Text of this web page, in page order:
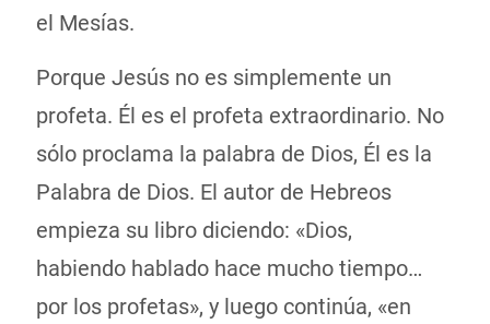
el Mesías.
Porque Jesús no es simplemente un
profeta. Él es el profeta extraordinario. No
sólo proclama la palabra de Dios, Él es la
Palabra de Dios. El autor de Hebreos
empieza su libro diciendo: «Dios,
habiendo hablado hace mucho tiempo…
por los profetas», y luego continúa, «en